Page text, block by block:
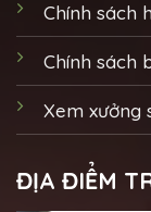
Chính sách
Chính sách
Xem xưởng
ĐỊA ĐIỂM